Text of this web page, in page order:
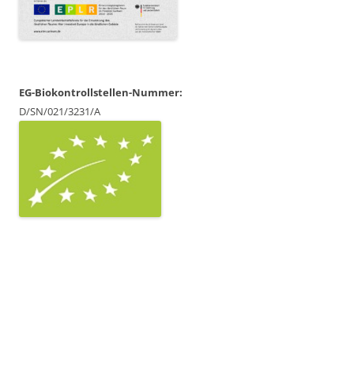
EG-Biokontrollstellen-Nummer:
D/SN/021/3231/A